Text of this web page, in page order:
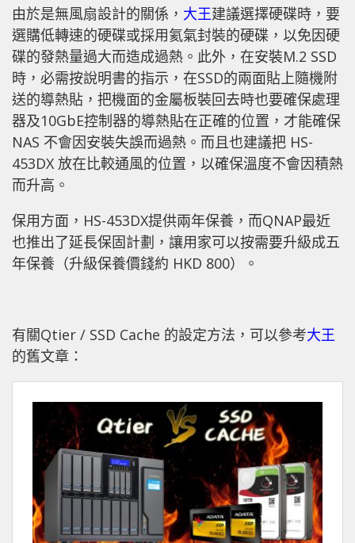
由於是無風扇設計的關係， 大王建議選擇硬碟時，要
選購低轉速的硬碟或採用氦氣封裝的硬碟，以免因硬
碟的發熱量過大而造成過熱。此外，在安裝M.2 SSD
時，必需按說明書的指示，在SSD的兩面貼上隨機附
送的導熱貼，把機面的金屬板裝回去時也要確保處理
器及10GbE控制器的導熱貼在正確的位置，才能確保
NAS 不會因安裝失誤而過熱。而且也建議把 HS-
453DX 放在比較通風的位置，以確保溫度不會因積熱
而升高。
保用方面，HS-453DX提供兩年保養，而QNAP最近
也推出了延長保固計劃，讓用家可以按需要升級成五
年保養（升級保養價錢約 HKD 800）。
有關Qtier / SSD Cache 的設定方法，可以參考大王
的舊文章：